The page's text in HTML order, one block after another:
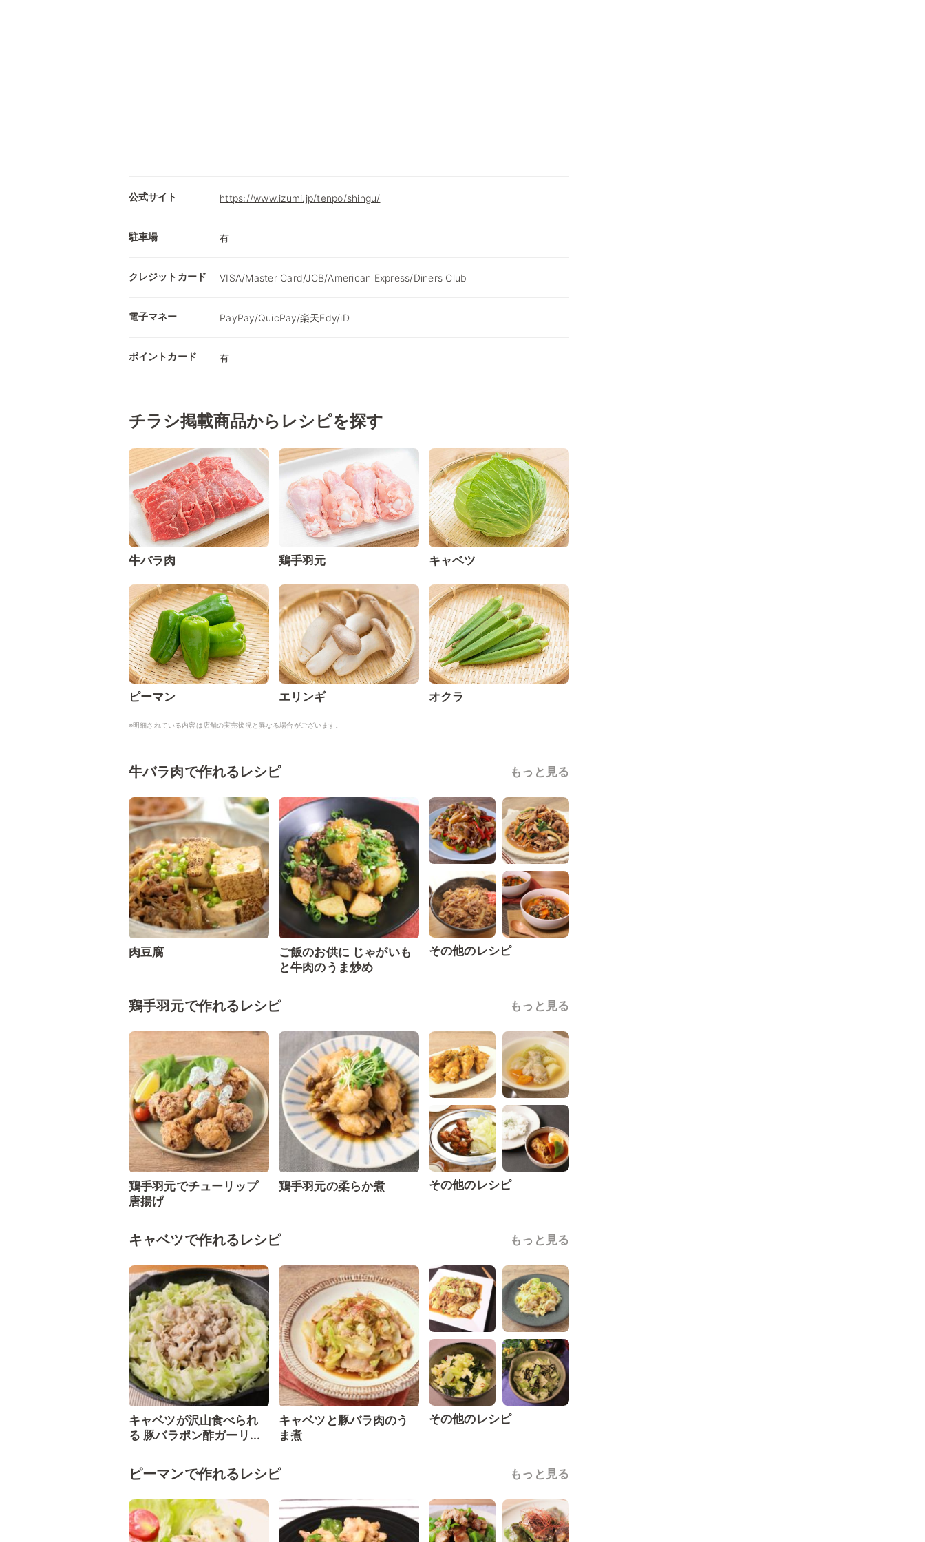
公式サイト https://www.izumi.jp/tenpo/shingu/
駐車場 有
クレジットカード VISA/Master Card/JCB/American Express/Diners Club
電子マネー PayPay/QuicPay/楽天Edy/iD
ポイントカード 有
チラシ掲載商品からレシピを探す
牛バラ肉 鶏手羽元 キャベツ
ピーマン エリンギ オクラ
※明細されている内容は店舗の実売状況と異なる場合がございます。
牛バラ肉で作れるレシピ もっと見る
肉豆腐
ご飯のお供に じゃがいも
と牛肉のうま炒め
その他のレシピ
鶏手羽元で作れるレシピ もっと見る
鶏手羽元でチューリップ
唐揚げ
鶏手羽元の柔らか煮 その他のレシピ
キャベツで作れるレシピ もっと見る
キャベツが沢山食べられ
る 豚バラポン酢ガーリ...
キャベツと豚バラ肉のう
ま煮
その他のレシピ
ピーマンで作れるレシピ もっと見る